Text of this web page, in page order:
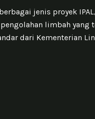
jenis proyek
limbah yang
dari Kementerian